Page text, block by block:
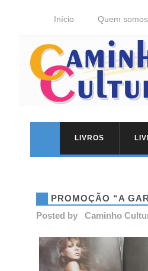
Início Quem somos
LIVROS
PROMOÇÃO “A
Posted by
Caminho